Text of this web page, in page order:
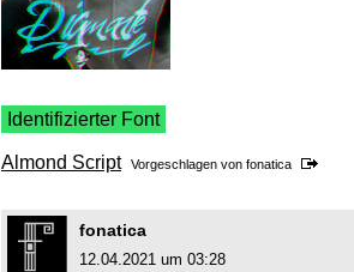
Identifizierter Font
Almond Script Vorgeschlagen von fonatica
fonatica
12.04.2021 um 03:28